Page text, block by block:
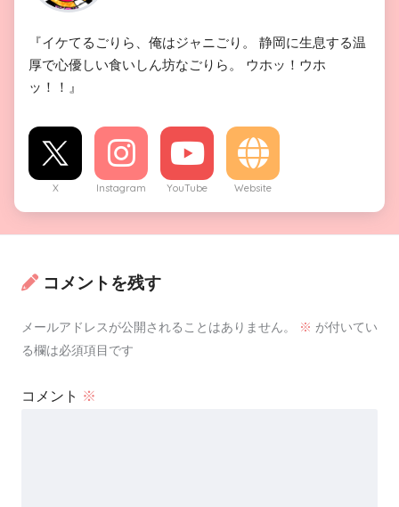
『イケてるごりら、俺はジャニごり。 静岡に生息する温
厚で心優しい食いしん坊なごりら。 ウホッ！ウホ
ッ！！』
X Instagram YouTube Website
コメントを残す
メールアドレスが公開されることはありません。 ※ が付いてい
る欄は必須項目です
コメント ※